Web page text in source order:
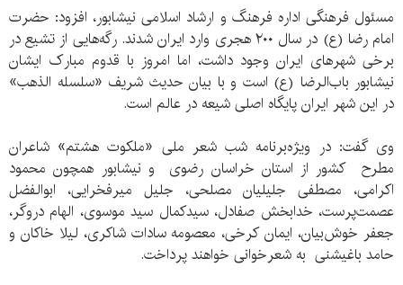
مسئول فرهنگی اداره فرهنگ و ارشاد اسلامی نیشابور، افزود: حضرت
امام رضا (ع) در سال ۲۰۰ هجری وارد ایران شدند. رگه‌هایی از تشیع در
برخی شهرهای ایران وجود داشت، اما امروز با قدوم مبارک ایشان
نیشابور باب‌الرضا (ع) است و با بیان حدیث شریف «سلسله الذهب»
در این شهر ایران پایگاه اصلی شیعه در عالم است.
وی گفت: در ويژه‌برنامه شب شعر ملی «ملکوت هشتم» شاعران
مطرح کشور از استان خراسان رضوی و نیشابور همچون محمود
اکرامی، مصطفی جلیلیان مصلحی، جلیل میرفخرایی، ابوالفضل
عصمت‌پرست، خدابخش صفادل، سیدکمال سید موسوی، الهام دروگر،
جعفر خوش‌بیان، ایمان کرخی، معصومه سادات شاکری، لیلا خاکان و
حامد باغیشنی به شعرخوانی خواهند پرداخت.